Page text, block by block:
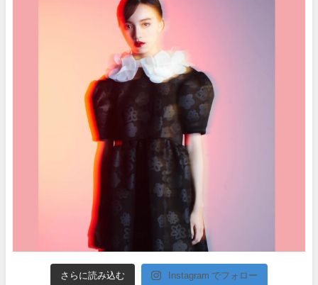
さらに読み込む Instagram でフォロー